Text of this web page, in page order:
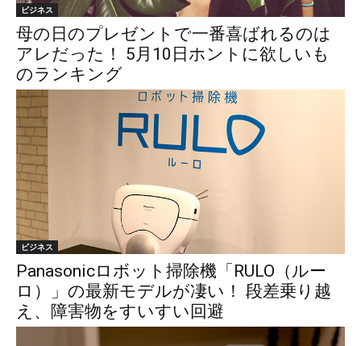
ビジネス
母の日のプレゼントで一番喜ばれるのは
アレだった！ 5月10日ホントに欲しいも
のランキング
ビジネス
Panasonicロボット掃除機「RULO（ルー
ロ）」の最新モデルが凄い！ 段差乗り越
え、障害物をすいすい回避